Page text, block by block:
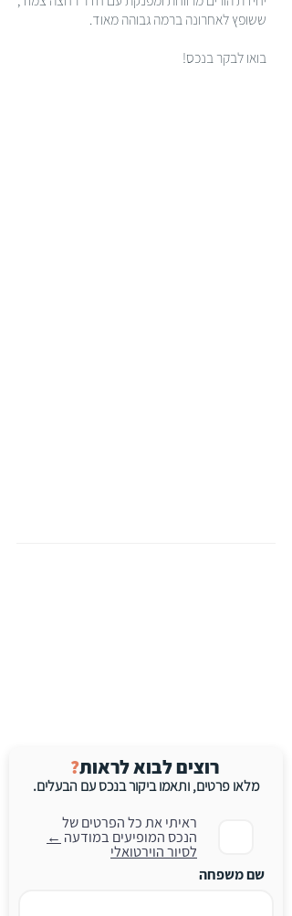
ששופץ לאחרונה ברמה גבוהה מאוד.
בואו לבקר בנכס!
רוצים לבוא לראות?
מלאו פרטים, ותאמוביקורבנכס עם הבעלים.
ראיתי את כל הפרטים של
הנכס המופיעים במודעה ←
לסיור הוירטואלי
שם משפחה